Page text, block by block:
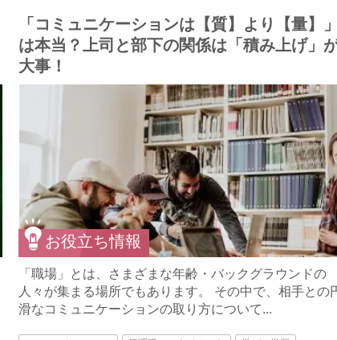
「コミュニケーションは【質】より【量】
は本当？上司と部下の関係は「積み上げ」
大事！
お役立ち情報
「職場」とは、さまざまな年齢・バックグラウンドの
人々が集まる場所でもあります。 その中で、相手との
滑なコミュニケーションの取り方について...